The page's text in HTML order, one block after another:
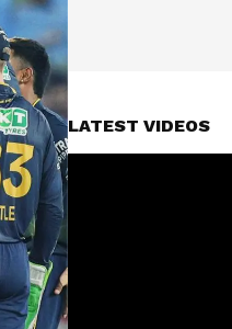
LATEST VIDEOS